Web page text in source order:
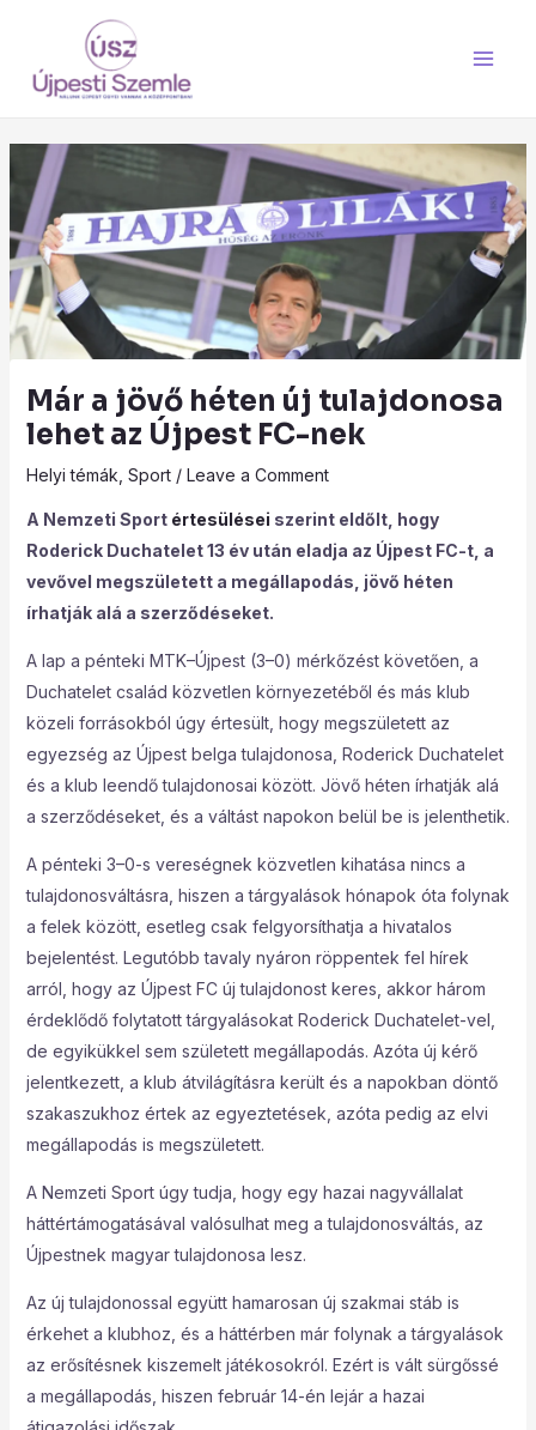
content
Már a jövő héten új tulajdonosa
lehet az Újpest FC-nek
Helyi témák Sport/ Leave a Comment
A Nemzeti Sport értesülései szerint eldőlt, hogy
Roderick Duchatelet 13 év után eladja az Újpest FC-t, a
vevővel megszületett a megállapodás, jövő héten
írhatják alá a szerződéseket.
A lap a pénteki MTK–Újpest (3–0) mérkőzést követően, a
Duchatelet család közvetlen környezetéből és más klub
közeli forrásokból úgy értesült, hogy megszületett az
egyezség az Újpest belga tulajdonosa, Roderick Duchatelet
és a klub leendő tulajdonosai között. Jövő héten írhatják alá
a szerződéseket, és a váltást napokon belül be is jelenthetik.
A pénteki 3–0-s vereségnek közvetlen kihatása nincs a
tulajdonosváltásra, hiszen a tárgyalások hónapok óta folynak
a felek között, esetleg csak felgyorsíthatja a hivatalos
bejelentést. Legutóbb tavaly nyáron röppentek fel hírek
arról, hogy az Újpest FC új tulajdonost keres, akkor három
érdeklődő folytatott tárgyalásokat Roderick Duchatelet-vel,
de egyikükkel sem született megállapodás. Azóta új kérő
jelentkezett, a klub átvilágításra került és a napokban döntő
szakaszukhoz értek az egyeztetések, azóta pedig az elvi
megállapodás is megszületett.
A Nemzeti Sport úgy tudja, hogy egy hazai nagyvállalat
háttértámogatásával valósulhat meg a tulajdonosváltás, az
Újpestnek magyar tulajdonosa lesz.
Az új tulajdonossal együtt hamarosan új szakmai stáb is
érkehet a klubhoz, és a háttérben már folynak a tárgyalások
az erősítésnek kiszemelt játékosokról. Ezért is vált sürgőssé
a megállapodás, hiszen február 14-én lejár a hazai